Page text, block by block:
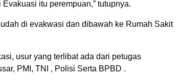
itu perempuan,” tutupnya.
di evakwasi dan dibawah ke Rumah Sakit
usur yang terlibat ada dari petugas
PMI, TNI , Polisi Serta BPBD .